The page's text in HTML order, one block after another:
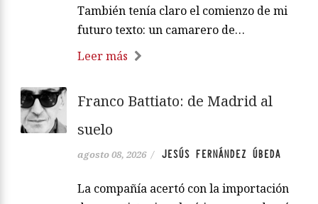
También tenía claro el comienzo de mi
futuro texto: un camarero de…
Leer más
Franco Battiato: de Madrid al
suelo
agosto 08, 2026 / JESÚS FERNÁNDEZ ÚBEDA
La compañía acertó con la importación